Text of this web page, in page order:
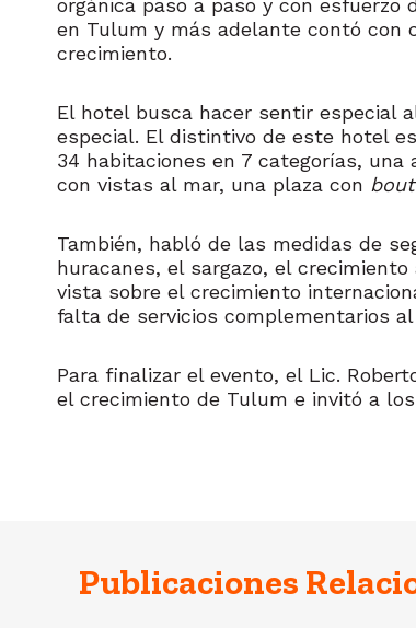
orgánica paso a paso y con
en Tulum y más adelante contó con
crecimiento.
El hotel busca hacer sentir especial
especial. El distintivo de este hotel
34 habitaciones en 7 categorías,
con vistas al mar, una plaza con
También, habló de las medidas de
huracanes, el sargazo, el
vista sobre el crecimiento
falta de servicios complementarios
Para finalizar el evento, el Lic.
el crecimiento de Tulum e invitó a
Publicaciones